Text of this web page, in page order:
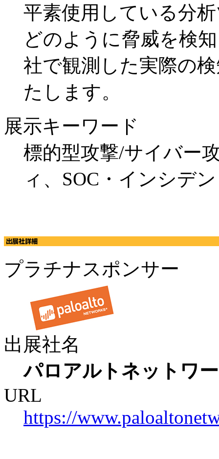
平素使用している分
どのように脅威を検
社で観測した実際の
たします。
展示キーワード
標的型攻撃/サイバー
ィ、SOC・インシデ
プラチナスポンサー
出展社名
パロアルトネットワ
URL
https://